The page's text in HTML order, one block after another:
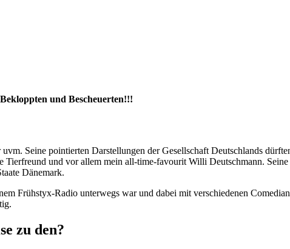
und Bescheuerten!!!
Seine pointierten Darstellungen der Gesellschaft Deutschlands
und vor allem mein all-time-favourit Willi Deutschmann.
Dänemark.
Frühstyx-Radio unterwegs war und dabei mit verschiedenen
zu den?